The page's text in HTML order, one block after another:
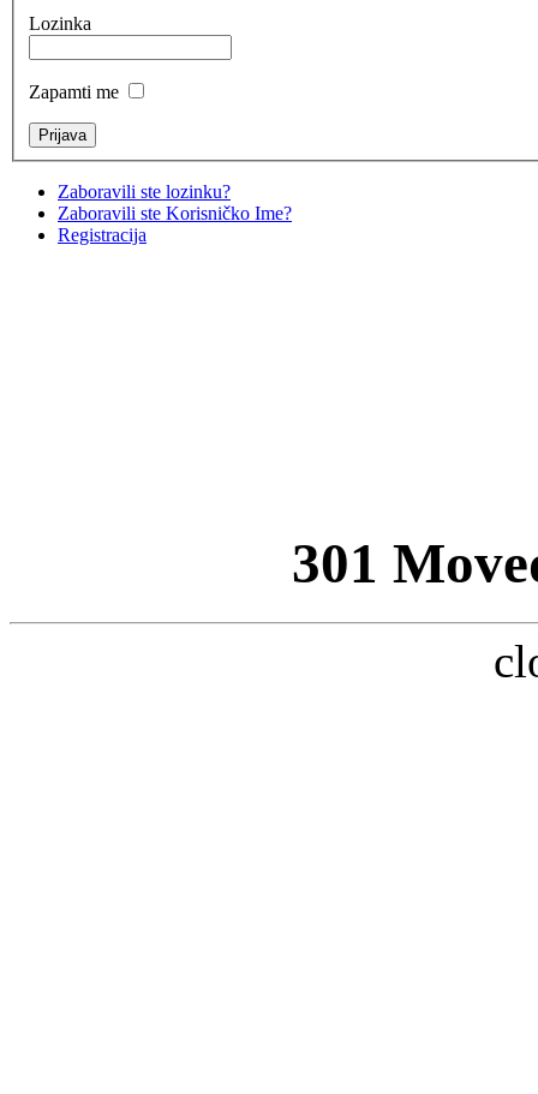
Lozinka
Zapamti me
Zaboravili ste lozinku?
Zaboravili ste Korisničko Ime?
Registracija
301